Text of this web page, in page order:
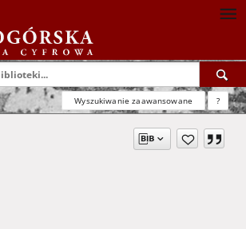
Wyszukiwanie zaawansowane ?